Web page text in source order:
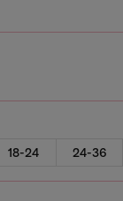
18-24 24-36